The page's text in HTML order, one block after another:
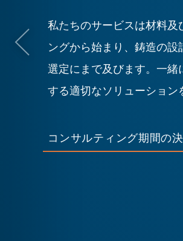
私たちのサービスは材料及
ングから始まり、鋳造の
選定にまで及びます。一
する適切なソリューション
コンサルティング期間の